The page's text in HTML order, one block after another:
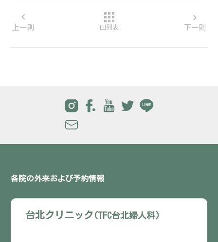
上一則 回列表 下一則
各院の外来および予約情報
台北クリニック (TFC台北婦人科)